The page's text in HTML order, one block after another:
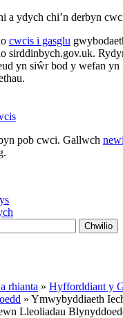
a ydych chi’n derbyn
cwcis i gasglu
sirddinbych.gov.uk.
yn siŵr bod y wefan yn
pob cwci. Gallwch
Chwilio
rhianta » Hyfforddiant y
» Ymwybyddiaeth
Lleoliadau